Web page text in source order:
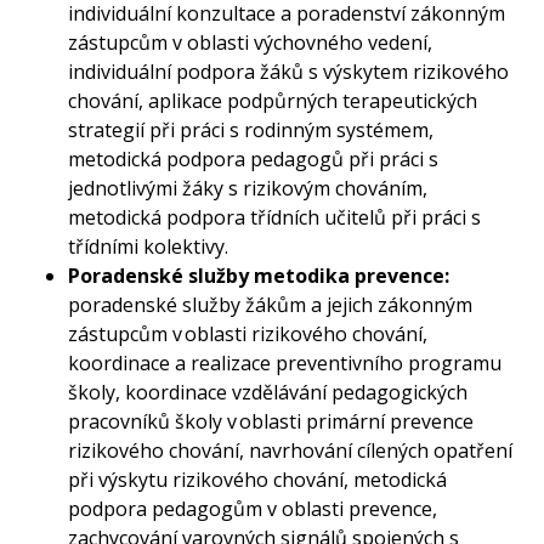
individuální konzultace a poradenství zákonným
zástupcům v oblasti výchovného vedení,
individuální podpora žáků s výskytem rizikového
chování, aplikace podpůrných terapeutických
strategií při práci s rodinným systémem,
metodická podpora pedagogů při práci s
jednotlivými žáky s rizikovým chováním,
metodická podpora třídních učitelů při práci s
třídními kolektivy.
Poradenské služby metodika prevence:
poradenské služby žákům a jejich zákonným
zástupcům v oblasti rizikového chování,
koordinace a realizace preventivního programu
školy, koordinace vzdělávání pedagogických
pracovníků školy v oblasti primární prevence
rizikového chování, navrhování cílených opatření
při výskytu rizikového chování, metodická
podpora pedagogům v oblasti prevence,
zachycování varovných signálů spojených s